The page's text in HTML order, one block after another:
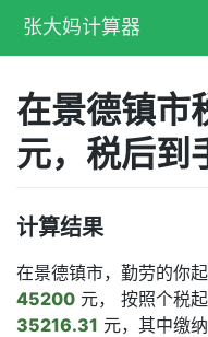
张大妈计算器
在景德镇
元，税后到
计算结果
在景德镇市，勤劳的你
45200 元， 按照个税
35216.31 元，其中缴